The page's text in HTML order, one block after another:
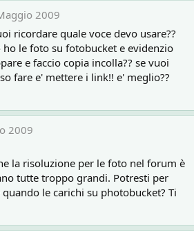
2009
ricordare quale voce devo usare??
le foto su fotobucket e evidenzio
e faccio copia incolla?? se vuoi
fare e' mettere i link!! e' meglio??
2009
la risoluzione per le foto nel forum è
tutte troppo grandi. Potresti per
le carichi su photobucket? Ti